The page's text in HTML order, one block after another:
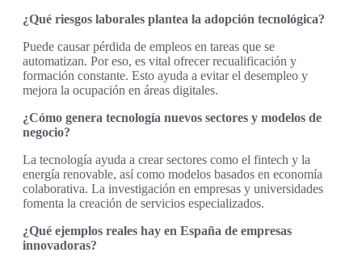
¿Qué riesgos laborales plantea la adopción tecnológica?
Puede causar pérdida de empleos en tareas que se
automatizan. Por eso, es vital ofrecer recualificación y
formación constante. Esto ayuda a evitar el desempleo y
mejora la ocupación en áreas digitales.
¿Cómo genera tecnología nuevos sectores y modelos de
negocio?
La tecnología ayuda a crear sectores como el fintech y la
energía renovable, así como modelos basados en economía
colaborativa. La investigación en empresas y universidades
fomenta la creación de servicios especializados.
¿Qué ejemplos reales hay en España de empresas
innovadoras?